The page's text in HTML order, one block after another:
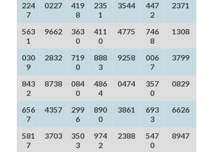
224
7
0227
419
8
235
1
3544
447
2
2371
563
1
9662
363
0
411
0
4775
746
8
1308
030
9
2832
719
0
888
3
9258
006
7
3799
843
2
8738
084
0
486
4
0474
357
0
0829
656
7
4357
299
6
890
0
3861
693
3
6626
581
7
3703
350
3
974
2
2388
547
0
8947